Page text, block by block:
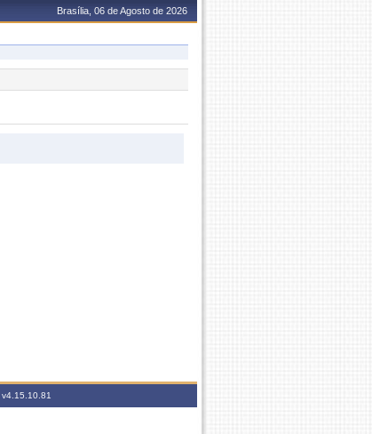
Brasília, 06 de Agosto de 2026
v4.15.10.81